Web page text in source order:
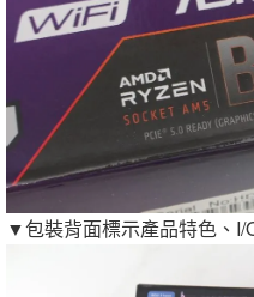
▼包裝背面標示產品特色、I/